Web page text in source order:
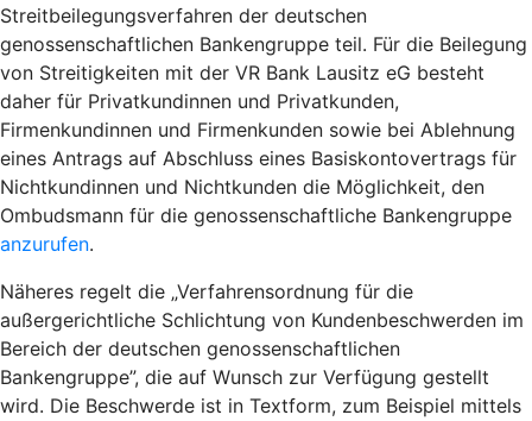
Streitbeilegungsverfahren der deutschen
genossenschaftlichen Bankengruppe teil. Für die Beilegung
von Streitigkeiten mit der VR Bank Lausitz eG besteht
daher für Privatkundinnen und Privatkunden,
Firmenkundinnen und Firmenkunden sowie bei Ablehnung
eines Antrags auf Abschluss eines Basiskontovertrags für
Nichtkundinnen und Nichtkunden die Möglichkeit, den
Ombudsmann für die genossenschaftliche Bankengruppe
anzurufen.
Näheres regelt die „Verfahrensordnung für die
außergerichtliche Schlichtung von Kundenbeschwerden im
Bereich der deutschen genossenschaftlichen
Bankengruppe”, die auf Wunsch zur Verfügung gestellt
wird. Die Beschwerde ist in Textform, zum Beispiel mittels